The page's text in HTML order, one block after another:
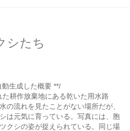
シたち
動生成した概要 **/
た耕作放棄地にある乾いた用水路
の流れを見たことがない場所だが、
は元気に育っている。写真には、胞
クシの姿が捉えられている。同じ場